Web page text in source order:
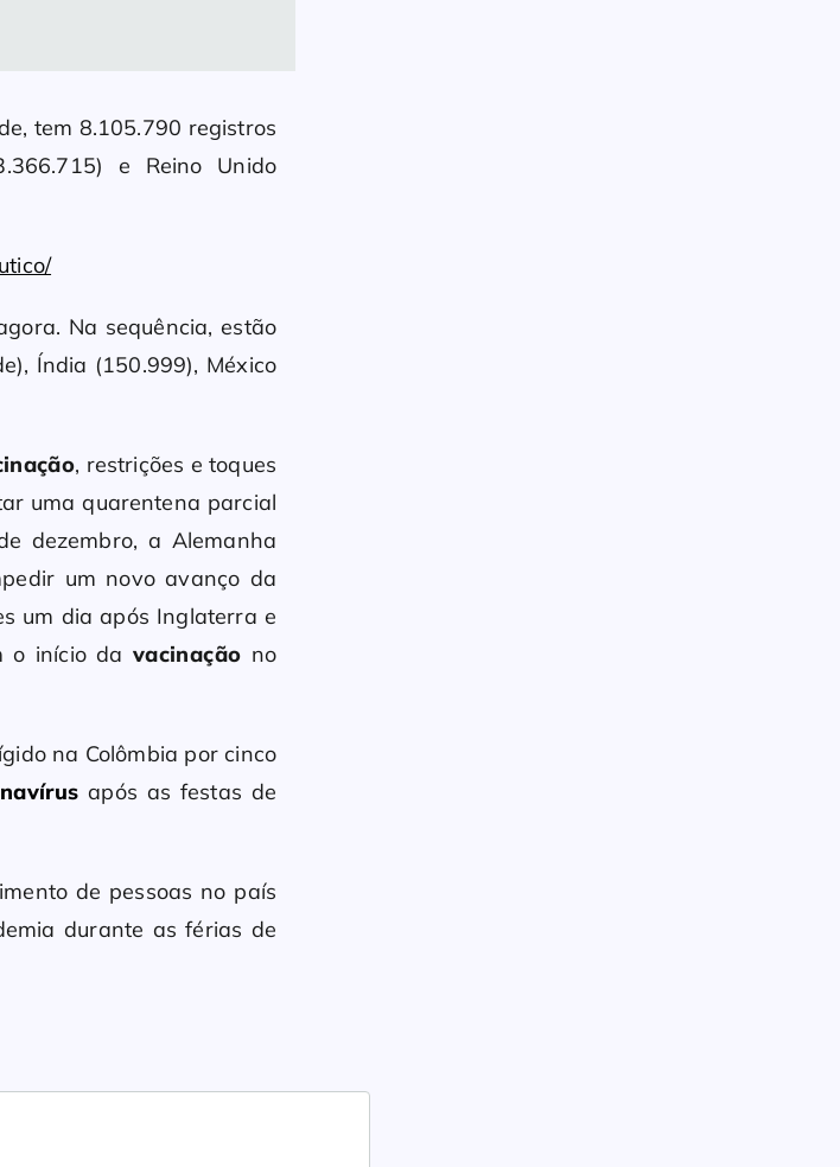
tem 8.105.790 registros
e Reino Unido
Na sequência, estão
Índia (150.999), México
, restrições e toques
uma quarentena parcial
dezembro, a Alemanha
um novo avanço da
um dia após Inglaterra e
o início da vacinação no
na Colômbia por cinco
após as festas de
de pessoas no país
durante as férias de